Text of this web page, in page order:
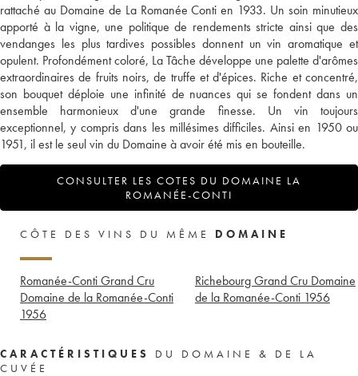
rattaché au Domaine de La Romanée Conti en 1933. Un soin minutieux
apporté à la vigne, une politique de rendements stricte ainsi que des
vendanges les plus tardives possibles donnent un vin aromatique et
opulent. Profondément coloré, La Tâche développe une palette d'arômes
extraordinaires de fruits noirs, de truffe et d'épices. Riche et concentré,
son bouquet déploie une infinité de nuances qui se fondent dans un
ensemble harmonieux d'une grande finesse. Un vin toujours
exceptionnel, y compris dans les millésimes difficiles. Ainsi en 1950 ou
1951, il est le seul vin du Domaine à avoir été mis en bouteille.
CONSULTER LES COTES DU DOMAINE LA
ROMANÉE-CONTI
CÔTE DES VINS DU MÊME DOMAINE
Romanée-Conti Grand Cru
Domaine de la Romanée-Conti
1956
Richebourg Grand Cru Domaine
de la Romanée-Conti 1956
CARACTÉRISTIQUES
DU DOMAINE & DE LA
CUVÉE